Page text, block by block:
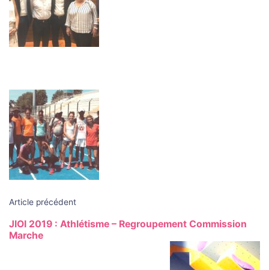
Navigation
des
articles
Article précédent
JIOI 2019 : Athlétisme – Regroupement Commission
Marche